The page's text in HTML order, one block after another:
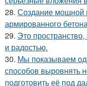
28. Создание мощной
армированного
29. Это
и радостью.
30. Мы показываем
способов выровнять
подготовить её под